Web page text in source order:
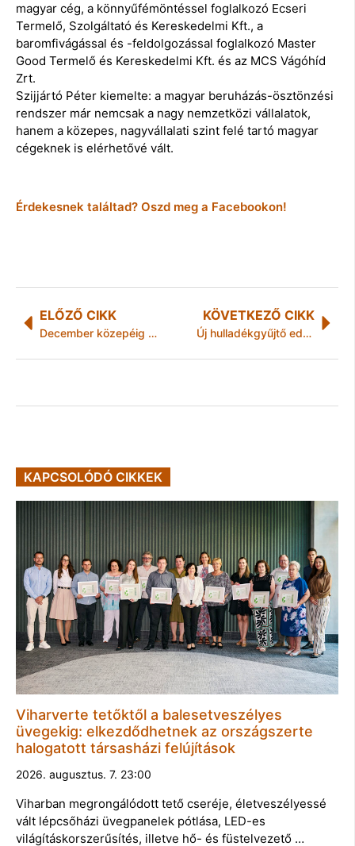
magyar cég, a könnyűfémöntéssel foglalkozó Ecseri
Termelő, Szolgáltató és Kereskedelmi Kft., a
baromfivágással és -feldolgozással foglalkozó Master
Good Termelő és Kereskedelmi Kft. és az MCS Vágóhíd
Zrt.
Szijjártó Péter kiemelte: a magyar beruházás-ösztönzési
rendszer már nemcsak a nagy nemzetközi vállalatok,
hanem a közepes, nagyvállalati szint felé tartó magyar
cégeknek is elérhetővé vált.
Érdekesnek találtad? Oszd meg a Facebookon!
ELŐZŐ CIKK
December közepéig huszonöten fagytak meg
KÖVETKEZŐ CIKK
Új hulladékgyűjtő edények minden háztartásba
KAPCSOLÓDÓ CIKKEK
Viharverte tetőktől a balesetveszélyes
üvegekig: elkezdődhetnek az országszerte
halogatott társasházi felújítások
2026. augusztus. 7. 23:00
Viharban megrongálódott tető cseréje, életveszélyessé
vált lépcsőházi üvegpanelek pótlása, LED-es
világításkorszerűsítés, illetve hő- és füstelvezető …